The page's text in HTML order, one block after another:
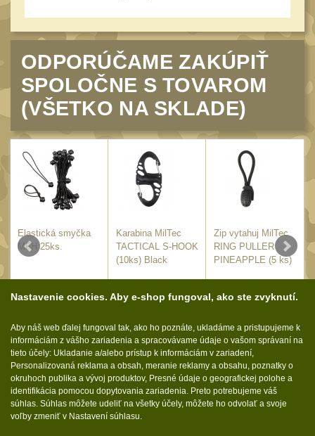
Ostatní
Pažby
Raily, lišty, krytky
Přední rukojeti
Zadní rukojeti
Mechanická mířidla
Dvojnožky
Dvojnožky na hlaveň
25
Dvojnožky pro M-LOK9
Dvojnožky pro Keymod
2
Dvojnožky na otočný
čep15
Popruhy a poutka40
Príslušenstvo18
OPTIKY(146)
ODPORÚČAME ZAKÚPIŤ
SPOLOČNE S TOVAROM
(VŠETKO NA SKLADE)
Elastická smyčka
MFH 25ks.
14.35€
NA SKLADE
Karabina MilTec
TACTICAL S-HOOK
(10ks) Black
3.95€
NA SKLADE
Zip vytahuj MilTec
RING PULLER
PINEAPPLE (5 ks)
2.90€
NA SKLADE
Sledujte nás:
Nastavenie cookies. Aby e-shop fungoval, ako ste zvyknutí.
Aby náš web ďalej fungoval tak, ako ho poznáte, ukladáme a pristupujeme k
informáciám z vášho zariadenia a spracovávame údaje o vašom správaní na
tieto účely: Ukladanie a/alebo prístup k informáciám v zariadení,
Personalizovaná reklama a obsah, meranie reklamy a obsahu, poznatky o
okruhoch publika a vývoj produktov, Presné údaje o geografickej polohe a
identifikácia pomocou dopytovania zariadenia. Preto potrebujeme váš
súhlas. Súhlas môžete udeliť na všetky účely, môžete ho odvolať a svoje
voľby zmeniť v Nastavení súhlasu.